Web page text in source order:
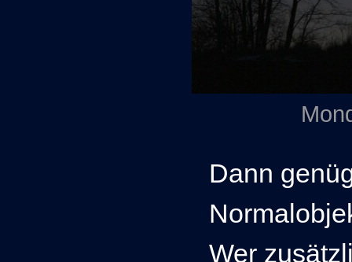
Dann
Wer